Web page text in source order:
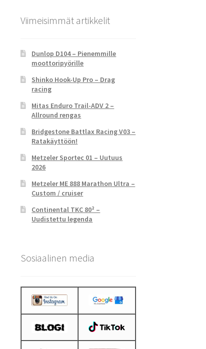
Viimeisimmät artikkelit
Dunlop D104 – Pienemmille
moottoripyörille
Shinko Hook-Up Pro – Drag
racing
Mitas Enduro Trail-ADV 2 –
Allround rengas
Bridgestone Battlax Racing V03 –
Ratakäyttöön!
Metzeler Sportec 01 – Uutuus
2026
Metzeler ME 888 Marathon Ultra –
Custom / cruiser
Continental TKC 80² –
Uudistettu legenda
Sosiaalinen media